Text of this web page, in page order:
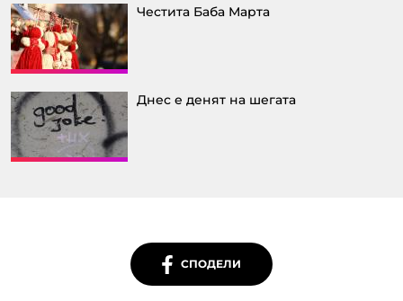
Честита Баба Марта
Днес е денят на шегата
СПОДЕЛИ